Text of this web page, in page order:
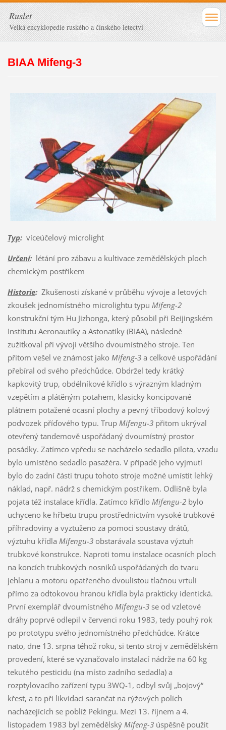
Ruslet
Velká encyklopedie ruského a čínského letectví
BIAA Mifeng-3
Typ:víceúčelový microlight
Určení:létání pro zábavu a kultivace zemědělských ploch
chemickým postřikem
Historie:Zkušenosti získané v průběhu vývoje a letových
zkoušek jednomístného microlightu typu Mifeng-2
konstrukční tým Hu Jizhonga, který působil při Beijingském
Institutu Aeronautiky a Astonatiky (BIAA), následně
zužitkoval při vývoji většího dvoumístného stroje. Ten
přitom vešel ve známost jako Mifeng-3a celkové uspořádání
přebíral od svého předchůdce. Obdržel tedy krátký
kapkovitý trup, obdélníkové křídlo s výrazným kladným
vzepětím a plátěným potahem, klasicky koncipované
plátnem potažené ocasní plochy a pevný tříbodový kolový
podvozek příďového typu. Trup Mifengu-3přitom ukrýval
otevřený tandemově uspořádaný dvoumístný prostor
posádky. Zatímco vpředu se nacházelo sedadlo pilota, vzadu
bylo umístěno sedadlo pasažéra. V případě jeho vyjmutí
bylo do zadní části trupu tohoto stroje možné umístit lehký
náklad, např. nádrž s chemickým postřikem. Odlišně byla
pojata též instalace křídla. Zatímco křídlo Mifengu-2bylo
uchyceno ke hřbetu trupu prostřednictvím vysoké trubkové
příhradoviny a vyztuženo za pomoci soustavy drátů,
výztuhu křídla Mifengu-3obstarávala soustava výztuh
trubkové konstrukce. Naproti tomu instalace ocasních ploch
na koncích trubkových nosníků uspořádaných do tvaru
jehlanu a motoru opatřeného dvoulistou tlačnou vrtulí
přímo za odtokovou hranou křídla byla prakticky identická.
První exemplář dvoumístného Mifengu-3se od vzletové
dráhy poprvé odlepil v červenci roku 1983, tedy pouhý rok
po prototypu svého jednomístného předchůdce. Krátce
nato, dne 13. srpna téhož roku, si tento stroj v zemědělském
provedení, které se vyznačovalo instalací nádrže na 60 kg
tekutého pesticidu (na místo zadního sedadla) a
rozptylovacího zařízení typu 3WQ-1, odbyl svůj „bojový“
křest, a to při likvidaci sarančat na rýžových polích
nacházejících se poblíž Pekingu. Mezi 13. říjnem a 4.
listopadem 1983 byl zemědělský Mifeng-3úspěšně použit